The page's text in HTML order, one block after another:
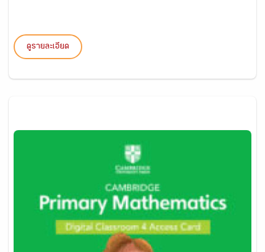
ดูรายละเอียด